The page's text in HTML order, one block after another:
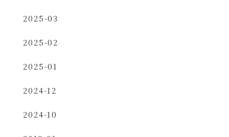
2025-03
2025-02
2025-01
2024-12
2024-10